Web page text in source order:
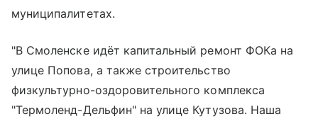
муниципалитетах.
"В Смоленске идёт капитальный ремонт ФОКа на
улице Попова, а также строительство
физкультурно-оздоровительного комплекса
"Термоленд-Дельфин" на улице Кутузова. Наша